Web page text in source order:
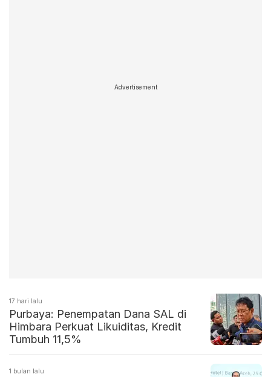
Advertisement
17 hari lalu
Purbaya: Penempatan Dana SAL di
Himbara Perkuat Likuiditas, Kredit
Tumbuh 11,5%
1 bulan lalu